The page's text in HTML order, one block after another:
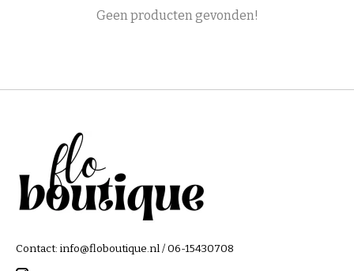
Geen producten gevonden!
Contact: info@floboutique.nl/ 06-15430708